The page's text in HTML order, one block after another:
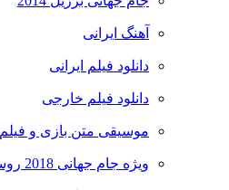
آهنگ ایرانی
دانلود فیلم ایرانی
دانلود فیلم خارجی
موسیقی متن بازی و فیلم
ویژه جام جهانی 2018 روسیه